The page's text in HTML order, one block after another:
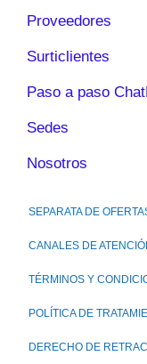
Proveedores
Surticlientes
Paso a paso
Sedes
Nosotros
SEPARATA DE
CANALES DE
TÉRMINOS Y
POLÍTICA DE
DERECHO DE